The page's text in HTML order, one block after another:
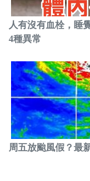
人有沒有血栓，睡
4種異常
周五放颱風假？最